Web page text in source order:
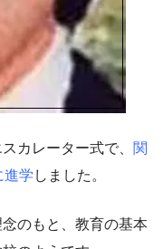
カレーター式で、 関
進学 しました。
のもと、教育の基本